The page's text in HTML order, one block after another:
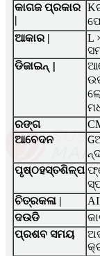
କାଗଜ ପ୍ରକାର
|
K
ଆକାର |
L
ଡିଜାଇନ୍ |
ରଙ୍ଗ
ଆବେଦନ G
ପୃଷ୍ଠହସ୍ତଶିଳ୍ପ
ଚିତ୍ରକଳା |
ଦଉଡି
ପ୍ରଶବ ସମୟ